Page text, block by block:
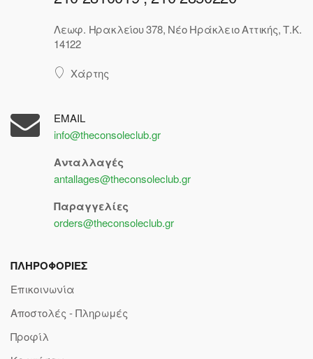
Λεωφ. Ηρακλείου 378, Νέο Ηράκλειο Αττικής, Τ.Κ.
14122
Χάρτης
EMAIL
info@theconsoleclub.gr
Ανταλλαγές
antallages@theconsoleclub.gr
Παραγγελίες
orders@theconsoleclub.gr
ΠΛΗΡΟΦΟΡΙΕΣ
Επικοινωνία
Αποστολές - Πληρωμές
Προφίλ